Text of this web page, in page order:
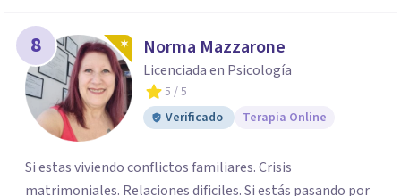
8 Norma Mazzarone
Licenciada en Psicología
5 / 5
Verificado
Terapia Online
Si estas viviendo conflictos familiares. Crisis
matrimoniales. Relaciones dificiles. Si estás pasando por